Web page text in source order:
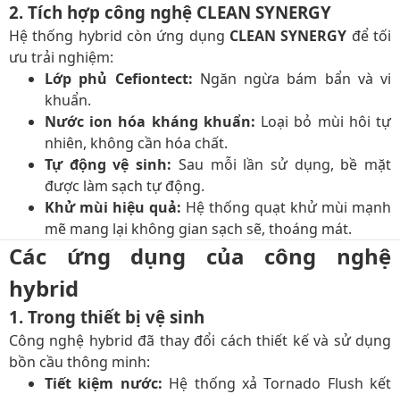
2. Tích hợp công nghệ CLEAN SYNERGY
Hệ thống hybrid còn ứng dụng CLEAN SYNERGY để tối
ưu trải nghiệm:
Lớp phủ Cefiontect: Ngăn ngừa bám bẩn và vi
khuẩn.
Nước ion hóa kháng khuẩn: Loại bỏ mùi hôi tự
nhiên, không cần hóa chất.
Tự động vệ sinh: Sau mỗi lần sử dụng, bề mặt
được làm sạch tự động.
Khử mùi hiệu quả: Hệ thống quạt khử mùi mạnh
mẽ mang lại không gian sạch sẽ, thoáng mát.
Các ứng dụng của công nghệ
hybrid
1. Trong thiết bị vệ sinh
Công nghệ hybrid đã thay đổi cách thiết kế và sử dụng
bồn cầu thông minh:
Tiết kiệm nước: Hệ thống xả Tornado Flush kết